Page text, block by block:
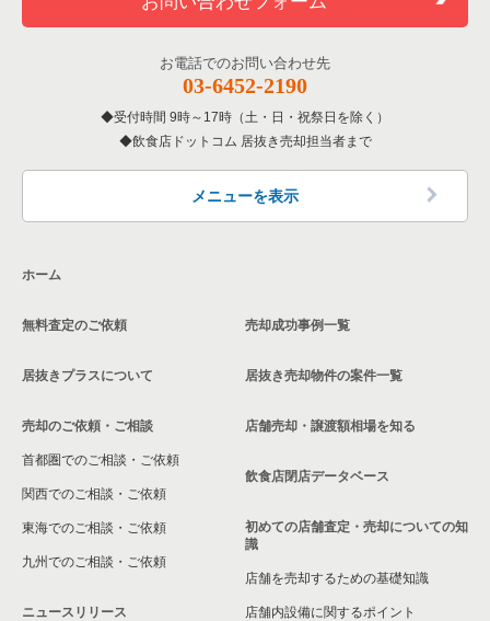
お電話でのお問い合わせ先
03-6452-2190
受付時間 9時～17時（土・日・祝祭日を除く）
飲食店ドットコム 居抜き売却担当者まで
メニューを表示
ホーム
無料査定のご依頼
居抜きプラスについて
売却のご依頼・ご相談
首都圏でのご相談・ご依頼
関西でのご相談・ご依頼
東海でのご相談・ご依頼
九州でのご相談・ご依頼
ニュースリリース
売却成功事例一覧
居抜き売却物件の案件一覧
店舗売却・譲渡額相場を知る
飲食店閉店データベース
初めての店舗査定・売却についての知
識
店舗を売却するための基礎知識
店舗内設備に関するポイント